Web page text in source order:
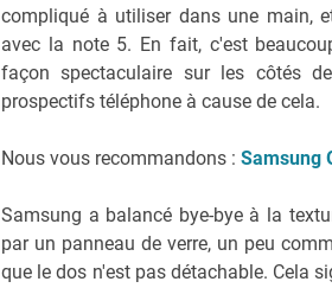
compliqué à utiliser dans une main,
avec la note 5. En fait, c'est
façon spectaculaire sur les côtés
prospectifs téléphone à cause de cela.
Nous vous recommandons : Samsung
Samsung a balancé bye-bye à la
par un panneau de verre, un peu
que le dos n'est pas détachable. Cela